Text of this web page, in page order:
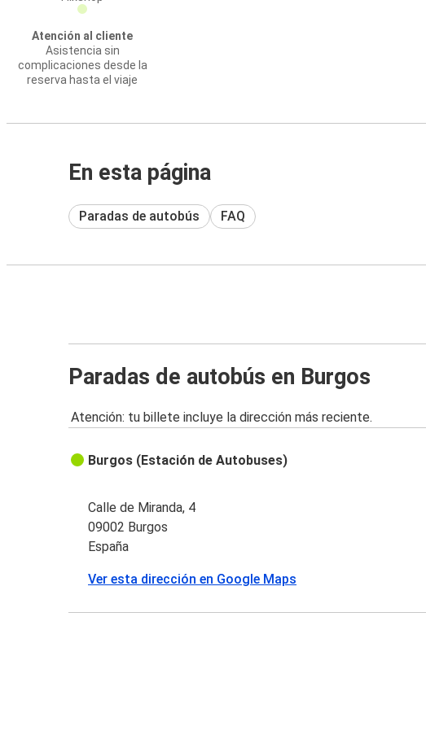
Atención al cliente
Asistencia sin
complicaciones desde la
reserva hasta el viaje
En esta página
Paradas de autobús FAQ
Paradas de autobús en Burgos
Atención: tu billete incluye la dirección más reciente.
Burgos (Estación de Autobuses)
Calle de Miranda, 4
09002 Burgos
España
Ver esta dirección en Google Maps